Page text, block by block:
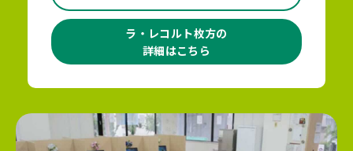
ラ・レコルト枚方の
詳細はこちら